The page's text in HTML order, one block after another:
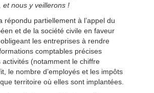
et nous y veillerons !
répondu partiellement à l’appel du
et de la société civile en faveur
les entreprises à rendre
comptables précises
(notamment le chiffre
le nombre d’employés et les impôts
territoire où elles sont implantées.